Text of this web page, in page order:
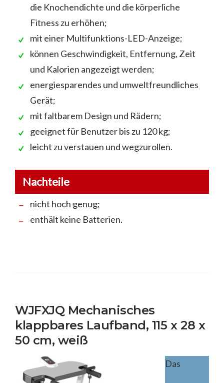
die Knochendichte und die körperliche
Fitness zu erhöhen;
mit einer Multifunktions-LED-Anzeige;
können Geschwindigkeit, Entfernung, Zeit
und Kalorien angezeigt werden;
energiesparendes und umweltfreundliches
Gerät;
mit faltbarem Design und Rädern;
geeignet für Benutzer bis zu 120 kg;
leicht zu verstauen und wegzurollen.
Nachteile
nicht hoch genug;
enthält keine Batterien.
WJFXJQ Mechanisches
klappbares Laufband, 115 x 28 x
50 cm, weiß
Das